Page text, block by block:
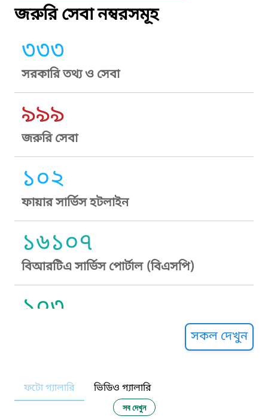
জরুরি সেবা নম্বরসমূহ
৩৩৩
সরকারি তথ্য ও সেবা
৯৯৯
জরুরি সেবা
১০২
ফায়ার সার্ভিস হটলাইন
১৬১০৭
বিআরটিএ সার্ভিস পোর্টাল (বিএসপি)
১০৩
নারী ও শিশু নির্যাতন প্রতিরোধ
সকল দেখুন
ফটো গ্যালারি ভিডিও গ্যালারি
সব দেখুন